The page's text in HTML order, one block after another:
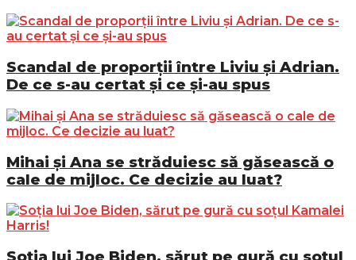
Scandal de proporții între Liviu și Adrian.
De ce s-au certat și ce și-au spus
Mihai și Ana se străduiesc să găsească o
cale de mijloc. Ce decizie au luat?